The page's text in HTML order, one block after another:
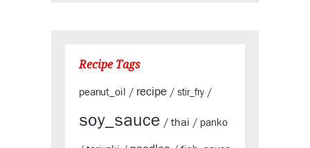
Recipe Tags
peanut_oil / recipe / stir_fry /
soy_sauce / thai / panko